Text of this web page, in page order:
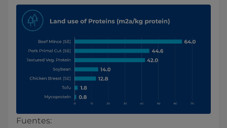
Fuentes: